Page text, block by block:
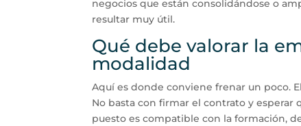
negocios que están consolidándose o
resultar muy útil.
Qué debe valorar la
modalidad
Aquí es donde conviene frenar un poco.
No basta con firmar el contrato y esperar
puesto es compatible con la formación,